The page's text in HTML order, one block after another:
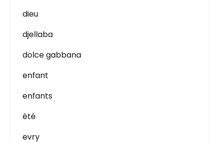
dieu
djellaba
dolce gabbana
enfant
enfants
été
evry